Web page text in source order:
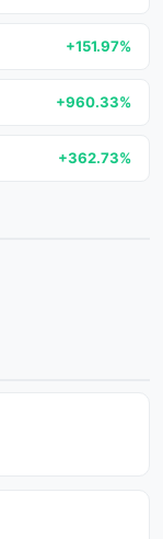
+151.97%
+960.33%
+362.73%